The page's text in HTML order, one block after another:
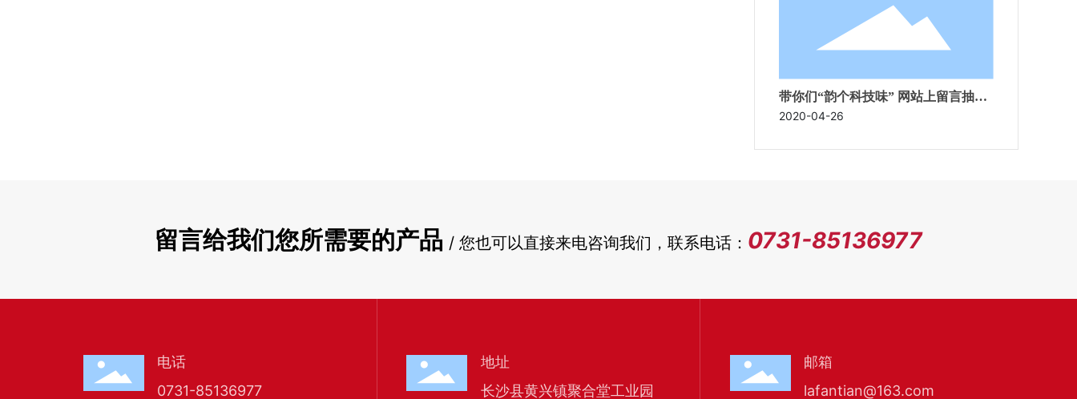
带你们“韵个科技味” 网站上留言抽几
个奖
2020-04-26
留言给我们您所需要的产品 / 您也可以直接来电咨询我们，联系电话： 0731-85136977
电话
0731-85136977
地址
长沙县黄兴镇聚合堂工业园
邮箱
lafantian@163.com